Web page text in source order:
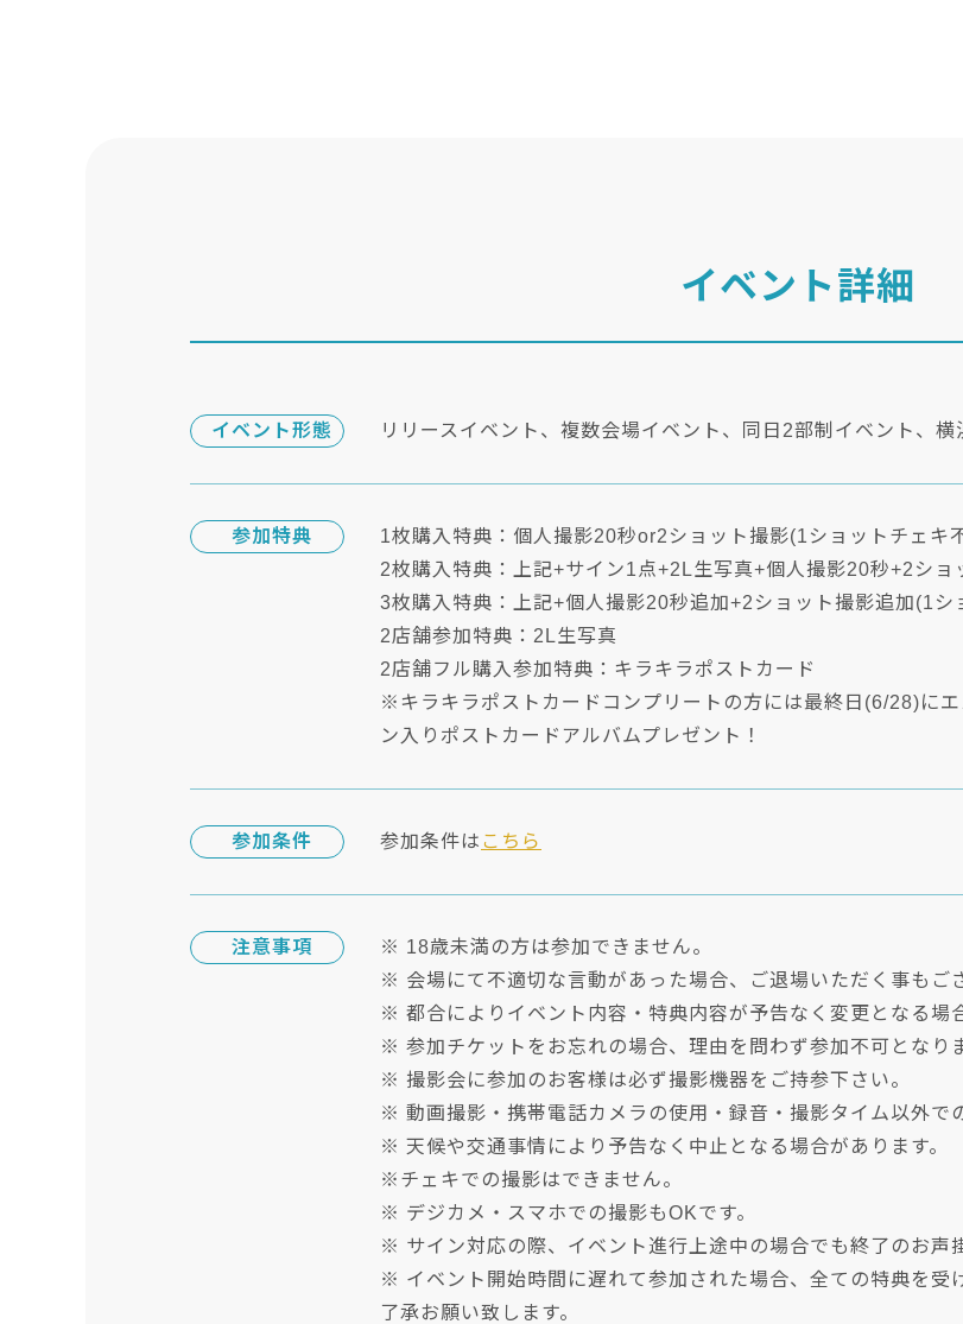
イベント詳細
イベント形態 リリースイベント、複数会場イベント、同日2部制イベント、横
参加特典
1枚購入特典：個人撮影20秒or2ショット撮影(1ショットチェキ
2枚購入特典：上記+サイン1点+2L生写真+個人撮影20秒+2シ
3枚購入特典：上記+個人撮影20秒追加+2ショット撮影追加(1シ
2店舗参加特典：2L生写真
2店舗フル購入参加特典：キラキラポストカード
※キラキラポストカードコンプリートの方には最終日(6/28)に
ン入りポストカードアルバムプレゼント！
参加条件 参加条件は こちら
注意事項
※ 18歳未満の方は参加できません。
※ 会場にて不適切な言動があった場合、ご退場いただく事もご
※ 都合によりイベント内容・特典内容が予告なく変更となる場
※ 参加チケットをお忘れの場合、理由を問わず参加不可となり
※ 撮影会に参加のお客様は必ず撮影機器をご持参下さい。
※ 動画撮影・携帯電話カメラの使用・録音・撮影タイム以外で
※ 天候や交通事情により予告なく中止となる場合があります。
※チェキでの撮影はできません。
※ デジカメ・スマホでの撮影もOKです。
※ サイン対応の際、イベント進行上途中の場合でも終了のお声
※ イベント開始時間に遅れて参加された場合、全ての特典を受
了承お願い致します。